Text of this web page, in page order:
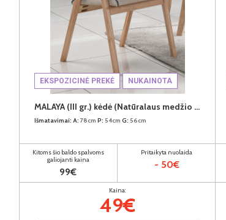
EKSPOZICINĖ PREKĖ NUKAINOTA
MALAYA (III gr.) kėdė (Natūralaus medžio spalva/H31088-02 Šviesiai rudas)
Išmatavimai: A: 78cm P: 54cm G: 56cm
Kitoms šio baldo spalvoms
galiojanti kaina
99€
Pritaikyta nuolaida
- 50€
Kaina:
49€